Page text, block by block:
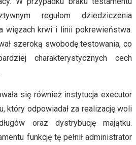
regułom dziedziczenia
więzach krwi i linii pokrewieństwa.
szeroką swobodę testowania, co
charakterystycznych cech
się również instytucja executor
który odpowiadał za realizację woli
oraz dystrybucję majątku.
funkcję tę pełnił administrator